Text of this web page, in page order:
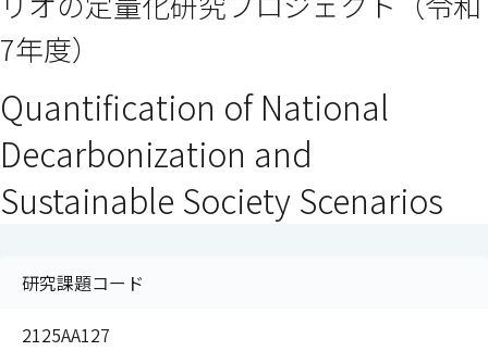
ドウで開きます）
ンドウで開きます）
ウインドウで開きます）
7年度）
Quantification of National
Decarbonization and
Sustainable Society Scenarios
研究課題コード
2125AA127